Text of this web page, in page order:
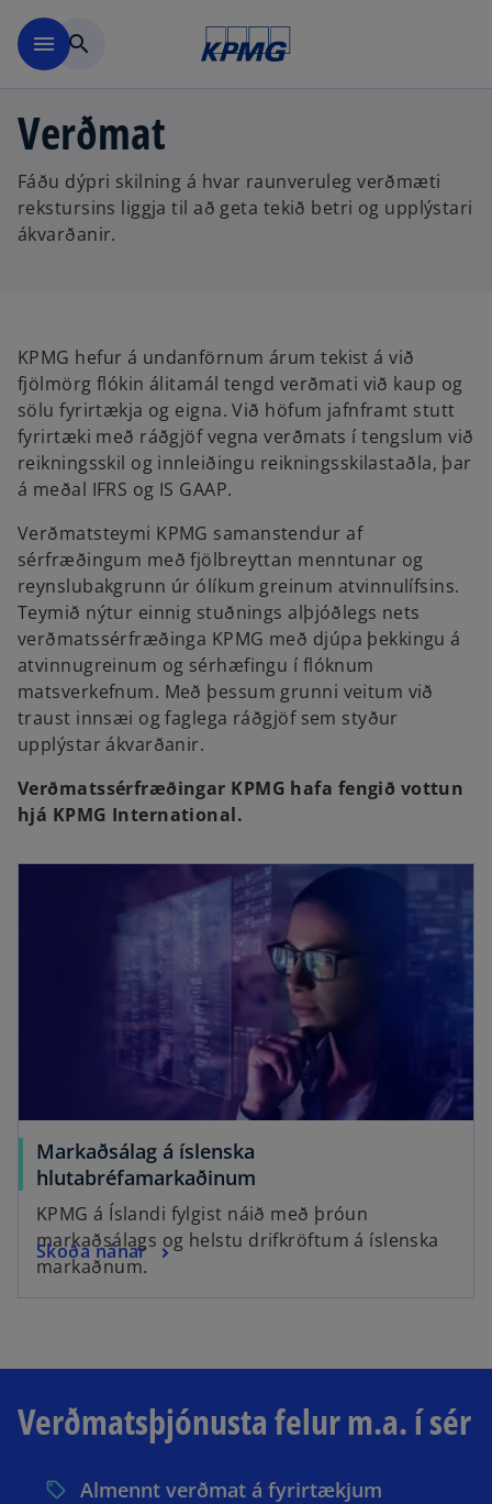
menu search
Verðmat
Fáðu dýpri skilning á hvar raunveruleg verðmæti
rekstursins liggja til að geta tekið betri og upplýstari
ákvarðanir.
KPMG hefur á undanförnum árum tekist á við
fjölmörg flókin álitamál tengd verðmati við kaup og
sölu fyrirtækja og eigna. Við höfum jafnframt stutt
fyrirtæki með ráðgjöf vegna verðmats í tengslum við
reikningsskil og innleiðingu reikningsskilastaðla, þar
á meðal IFRS og IS GAAP.
Verðmatsteymi KPMG samanstendur af
sérfræðingum með fjölbreyttan menntunar og
reynslubakgrunn úr ólíkum greinum atvinnulífsins.
Teymið nýtur einnig stuðnings alþjóðlegs nets
verðmatssérfræðinga KPMG með djúpa þekkingu á
atvinnugreinum og sérhæfingu í flóknum
matsverkefnum. Með þessum grunni veitum við
traust innsæi og faglega ráðgjöf sem styður
upplýstar ákvarðanir.
Verðmatssérfræðingar KPMG hafa fengið vottun
hjá KPMG International.
Markaðsálag á íslenska
hlutabréfamarkaðinum
KPMG á Íslandi fylgist náið með þróun
markaðsálags og helstu drifkröftum á íslenska
markaðnum.
Skoða nánar
Verðmatsþjónusta felur m.a. í sér
Almennt verðmat á fyrirtækjum